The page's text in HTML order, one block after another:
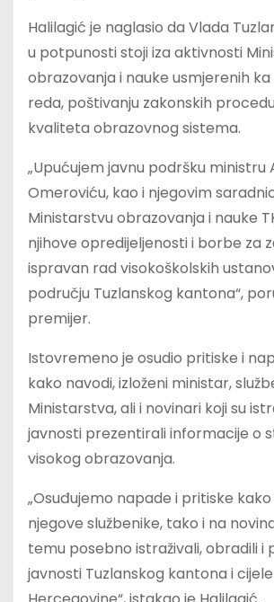
Halilagić je naglasio da Vlada
u potpunosti stoji iza aktivnosti
obrazovanja i nauke usmjerenih
reda, poštivanju zakonskih
kvaliteta obrazovnog sistema.
„Upućujem javnu podršku ministru
Omeroviću, kao i njegovim
Ministarstvu obrazovanja i nauke
njihove opredijeljenosti i borbe za
ispravan rad visokoškolskih
području Tuzlanskog kantona“,
premijer.
Istovremeno je osudio pritiske i
kako navodi, izloženi ministar,
Ministarstva, ali i novinari koji su
javnosti prezentirali informacije o
visokog obrazovanja.
„Osuđujemo napade i pritiske
njegove službenike, tako i na
temu posebno istraživali, obradili i
javnosti Tuzlanskog kantona i